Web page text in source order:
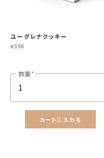
ユーグレナクッキー
￥550
数量
カートに入れる